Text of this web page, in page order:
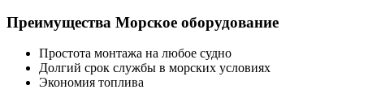
Преимущества Морское оборудование
Простота монтажа на любое судно
Долгий срок службы в морских условиях
Экономия топлива